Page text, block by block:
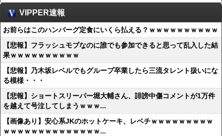
VIPPER速報
お前らはこのハンバーグ定食にいくら払える？ｗｗｗｗｗｗｗｗｗｗ
【悲報】フラッシュモブなのに誰でも参加できると思って乱入した結
果ｗｗｗｗｗｗｗｗｗｗ
【悲報】乃木坂レベルでもグループ卒業したら三流タレント扱いにな
る模様・・・
【悲報】ショートスリーパー堀大輔さん、誹謗中傷コメントが1万件
を越えて号泣してしまうｗｗｗ...
【画像あり】安心系JKのホットケーキ、レベチｗｗｗｗｗｗｗｗｗ
ｗｗｗｗｗｗｗｗｗｗｗｗｗｗ...